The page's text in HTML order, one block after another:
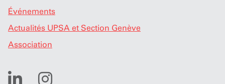
Événements
Actualités UPSA et Section Genève
Association